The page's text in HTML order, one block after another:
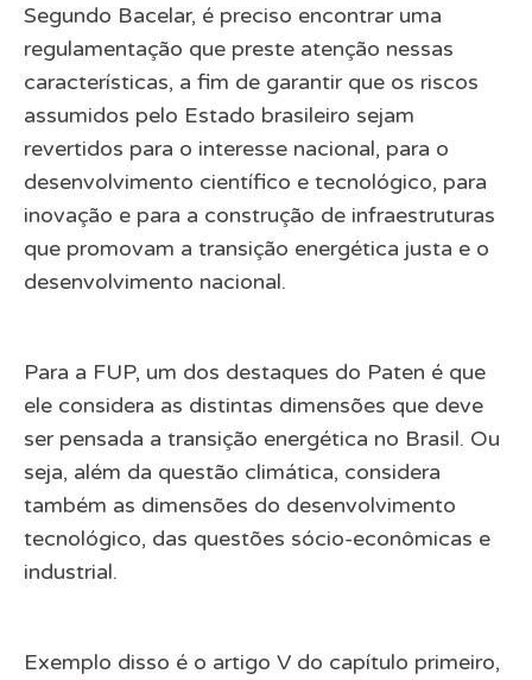
Segundo Bacelar, é preciso encontrar uma
regulamentação que preste atenção nessas
características, a fim de garantir que os riscos
assumidos pelo Estado brasileiro sejam
revertidos para o interesse nacional, para o
desenvolvimento científico e tecnológico, para
inovação e para a construção de infraestruturas
que promovam a transição energética justa e o
desenvolvimento nacional.
Para a FUP, um dos destaques do Paten é que
ele considera as distintas dimensões que deve
ser pensada a transição energética no Brasil. Ou
seja, além da questão climática, considera
também as dimensões do desenvolvimento
tecnológico, das questões sócio-econômicas e
industrial.
Exemplo disso é o artigo V do capítulo primeiro,